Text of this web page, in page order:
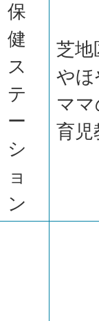
保
健
ス
テ
ー
シ
ョ
ン
芝地
やほ
マ
育児